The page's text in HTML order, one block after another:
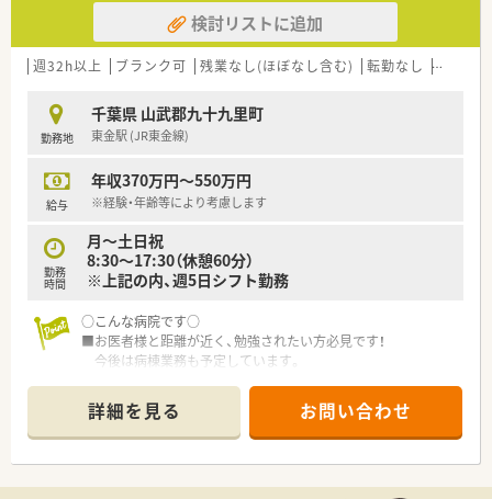
域は多種多様です。
■在宅実施店舗は年々増加しており、在宅医療へもしっかりと関
わる事ができます。
時短勤務ができるよう変更予定です。
■年間休日が120日とワークライフバランスが整っています
■日用品から常備薬まで、従業員割引制度など嬉しいメリットも
検討リストに追加
週32h以上 ブランク可 残業なし(ほぼなし含む) 転勤なし 車通勤
勤務地
千葉県 山武郡九十九里町
東金駅 (JR東金線)
給与
年収370万円～550万円
※経験・年齢等により考慮します
勤務
時間
月～土日祝
8:30～17:30（休憩60分）
※上記の内、週5日シフト勤務
○こんな病院です○
■お医者様と距離が近く、勉強されたい方必見です！
今後は病棟業務も予定しています。
■広々とした落ち着いた雰囲気の病院です。
地域密着で薬剤師としてのスキルを身につけたい方、是非お問
合せ下さい！
詳細を見る お問い合わせ